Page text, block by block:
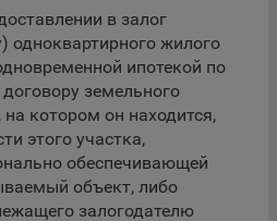
с имеющимся у него
электронную почту
в залог
одноквартирного жилого
ипотекой по
земельного
на котором он находится,
этого участка,
обеспечивающей
объект, либо
залогодателю